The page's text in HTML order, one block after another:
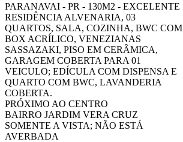
PARANAVAI - PR - 130M2 - EXCELENTE
RESIDÊNCIA ALVENARIA, 03
QUARTOS, SALA, COZINHA, BWC COM
BOX ACRÍLICO, VENEZIANAS
SASSAZAKI, PISO EM CERÂMICA,
GARAGEM COBERTA PARA 01
VEICULO; EDÍCULA COM DISPENSA E
QUARTO COM BWC, LAVANDERIA
COBERTA.
PRÓXIMO AO CENTRO
BAIRRO JARDIM VERA CRUZ
SOMENTE A VISTA; NÃO ESTÁ
AVERBADA